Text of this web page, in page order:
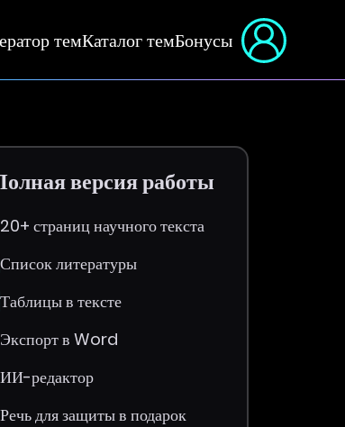
темКаталог темБонусы
версия работы
20+ страниц научного текста
Список литературы
Таблицы в тексте
Экспорт в Word
ИИ-редактор
Речь для защиты в подарок